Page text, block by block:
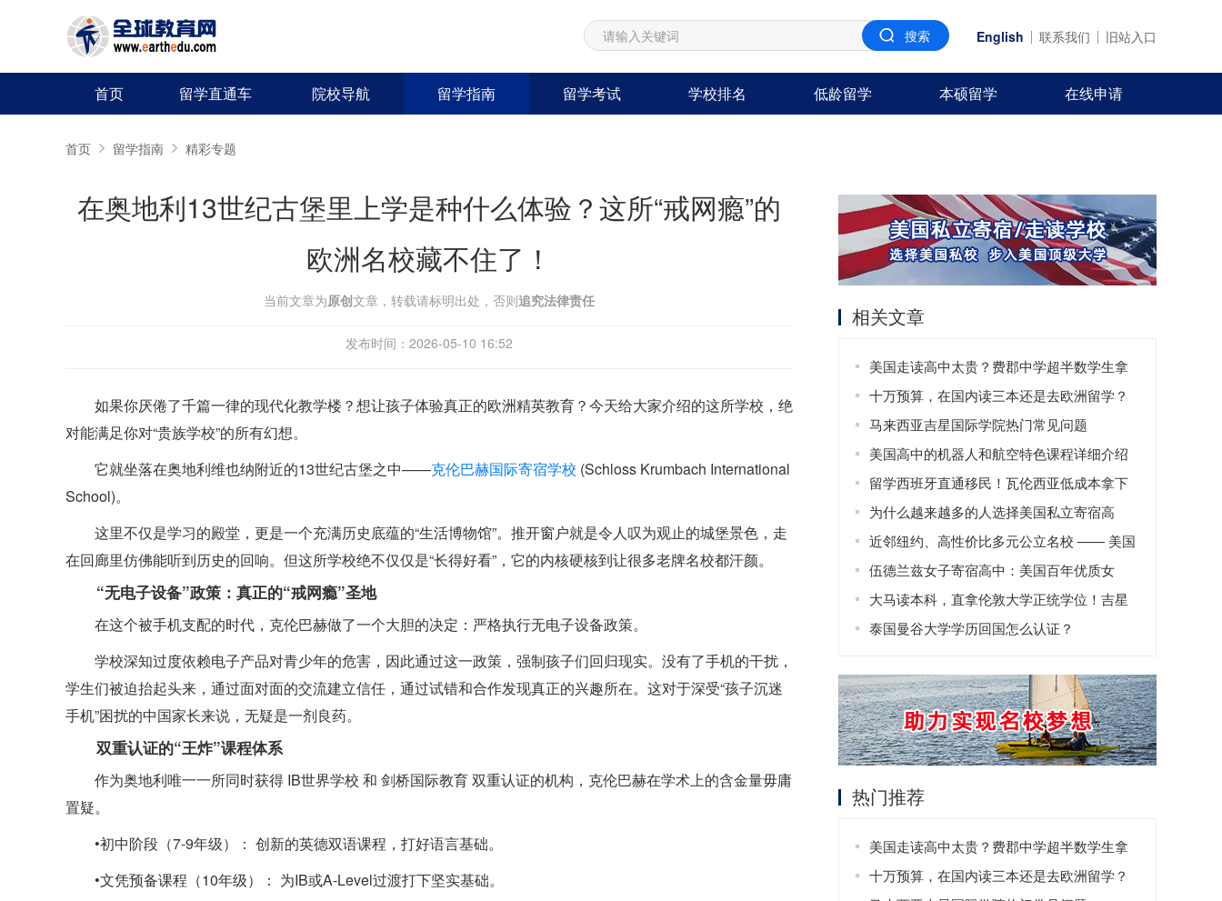
English 联系我们 旧站入口
首页 留学直通车 院校导航 留学指南 留学考试 学校排名 低龄留学 本硕留学 在线申请
首页 留学指南 精彩专题
在奥地利13世纪古堡里上学是种什么体验？这所“戒网瘾”的
欧洲名校藏不住了！
当前文章为原创文章，转载请标明出处，否则追究法律责任
发布时间：2026-05-10 16:52
如果你厌倦了千篇一律的现代化教学楼？想让孩子体验真正的欧洲精英教育？今天给大家介绍的这所学校，绝
对能满足你对“贵族学校”的所有幻想。
它就坐落在奥地利维也纳附近的13世纪古堡之中——克伦巴赫国际寄宿学校 (Schloss Krumbach International
School)。
这里不仅是学习的殿堂，更是一个充满历史底蕴的“生活博物馆”。推开窗户就是令人叹为观止的城堡景色，走
在回廊里仿佛能听到历史的回响。但这所学校绝不仅仅是“长得好看”，它的内核硬核到让很多老牌名校都汗颜。
“无电子设备”政策：真正的“戒网瘾”圣地
在这个被手机支配的时代，克伦巴赫做了一个大胆的决定：严格执行无电子设备政策。
学校深知过度依赖电子产品对青少年的危害，因此通过这一政策，强制孩子们回归现实。没有了手机的干扰，
学生们被迫抬起头来，通过面对面的交流建立信任，通过试错和合作发现真正的兴趣所在。这对于深受“孩子沉迷
手机”困扰的中国家长来说，无疑是一剂良药。
双重认证的“王炸”课程体系
作为奥地利唯一一所同时获得 IB世界学校 和 剑桥国际教育 双重认证的机构，克伦巴赫在学术上的含金量毋庸
置疑。
•初中阶段（7-9年级）： 创新的英德双语课程，打好语言基础。
•文凭预备课程（10年级）： 为IB或A-Level过渡打下坚实基础。
相关文章
美国走读高中太贵？费郡中学超半数学生拿
奖学金！
十万预算，在国内读三本还是去欧洲留学？
马来西亚吉星国际学院热门常见问题
美国高中的机器人和航空特色课程详细介绍
留学西班牙直通移民！瓦伦西亚低成本拿下
欧盟身份
为什么越来越多的人选择美国私立寄宿高
中？
近邻纽约、高性价比多元公立名校 —— 美国
威廉帕特森大学全解析
伍德兰兹女子寄宿高中：美国百年优质女
校，赋能女性成长之路
大马读本科，直拿伦敦大学正统学位！吉星
国际学院高性价比留学优选
泰国曼谷大学学历回国怎么认证？
热门推荐
美国走读高中太贵？费郡中学超半数学生拿
奖学金！
十万预算，在国内读三本还是去欧洲留学？